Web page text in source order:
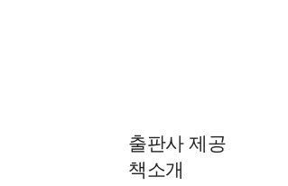
출판사 제공
책소개